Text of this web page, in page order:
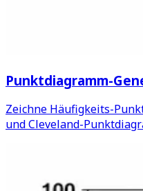
Punktdiagramm-
Zeichne Häufigkeits-
und Cleveland-